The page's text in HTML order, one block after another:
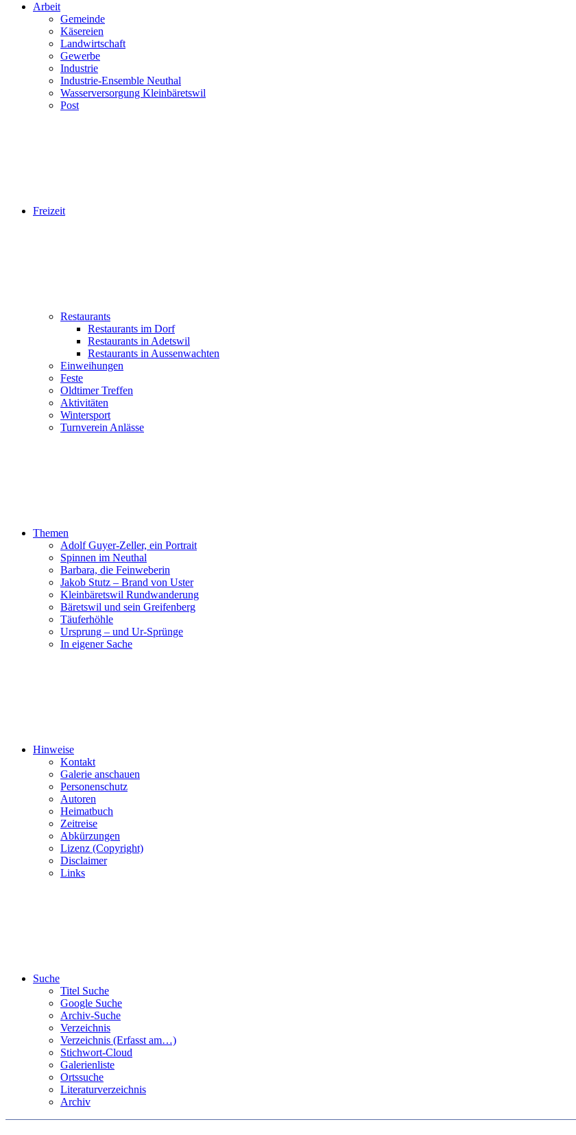
Arbeit
Gemeinde
Käsereien
Landwirtschaft
Gewerbe
Industrie
Industrie-Ensemble Neuthal
Wasserversorgung Kleinbäretswil
Post
Freizeit
Restaurants
Restaurants im Dorf
Restaurants in Adetswil
Restaurants in Aussenwachten
Einweihungen
Feste
Oldtimer Treffen
Aktivitäten
Wintersport
Turnverein Anlässe
Themen
Adolf Guyer-Zeller, ein Portrait
Spinnen im Neuthal
Barbara, die Feinweberin
Jakob Stutz – Brand von Uster
Kleinbäretswil Rundwanderung
Bäretswil und sein Greifenberg
Täuferhöhle
Ursprung – und Ur-Sprünge
In eigener Sache
Hinweise
Kontakt
Galerie anschauen
Personenschutz
Autoren
Heimatbuch
Zeitreise
Abkürzungen
Lizenz (Copyright)
Disclaimer
Links
Suche
Titel Suche
Google Suche
Archiv-Suche
Verzeichnis
Verzeichnis (Erfasst am…)
Stichwort-Cloud
Galerienliste
Ortssuche
Literaturverzeichnis
Archiv